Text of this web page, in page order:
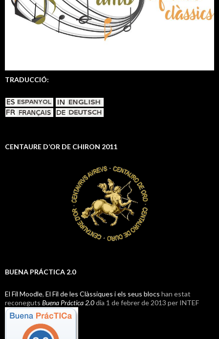
TRADUCCIÓ:
CENTAURE D’OR DE CHIRON 2011
BUENA PRÁCTICA 2.0
El Fil Moodle, El Fil de les Clàssiques i els seus blocs han estat
reconeguts Buena Práctica 2.0dia 1 de febrer de 2013 per INTEF